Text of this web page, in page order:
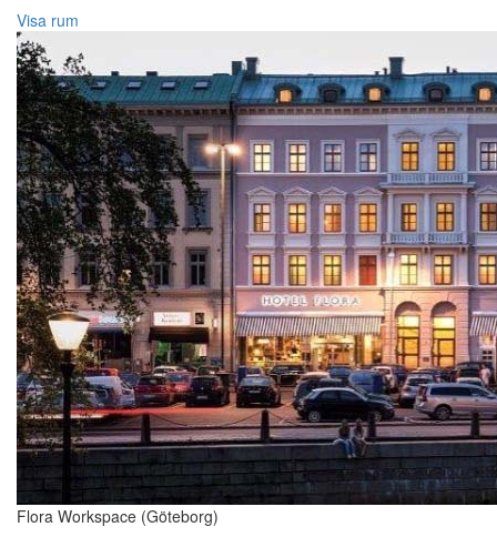
Visa rum
Flora Workspace (Göteborg)